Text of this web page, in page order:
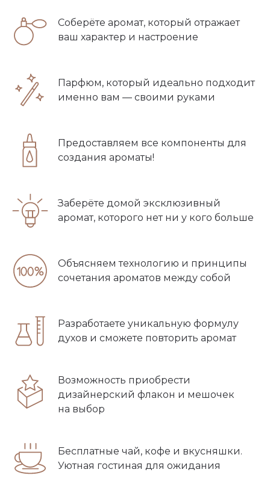
Соберёте аромат, который отражает
ваш характер и настроение
Парфюм, который идеально подходит
именно вам — своими руками
Предоставляем все компоненты для
создания ароматы!
Заберёте домой эксклюзивный
аромат, которого нет ни у кого больше
Объясняем технологию и принципы
сочетания ароматов между собой
Разработаете уникальную формулу
духов и сможете повторить аромат
Возможность приобрести
дизайнерский флакон и мешочек
на выбор
Бесплатные чай, кофе и вкусняшки.
Уютная гостиная для ожидания